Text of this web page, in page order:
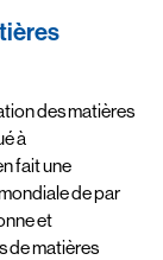
des matières
à
fait une
de par
et
de matières